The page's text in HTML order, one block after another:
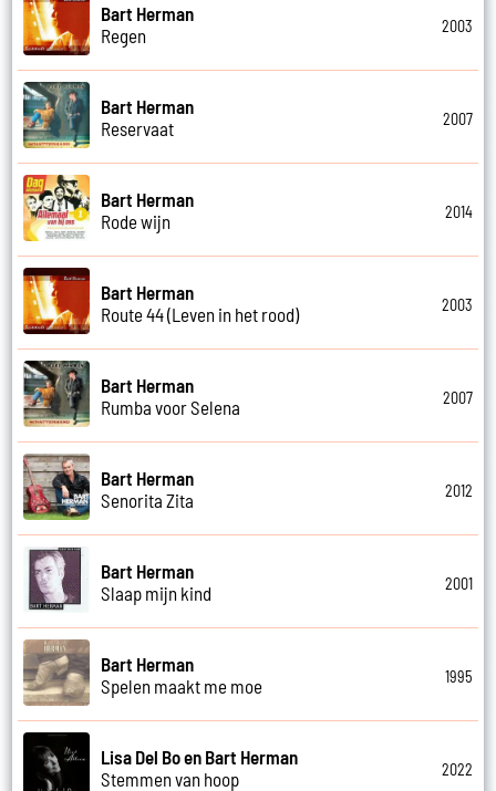
Bart Herman
Regen
2003
Bart Herman
Reservaat
2007
Bart Herman
Rode wijn
2014
Bart Herman
Route 44 (Leven in het rood)
2003
Bart Herman
Rumba voor Selena
2007
Bart Herman
Senorita Zita
2012
Bart Herman
Slaap mijn kind
2001
Bart Herman
Spelen maakt me moe
1995
Lisa Del Bo en Bart Herman
Stemmen van hoop
2022